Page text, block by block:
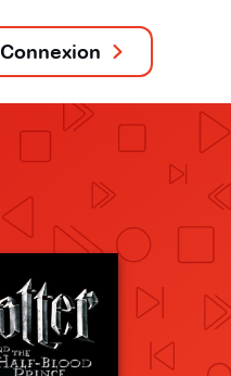
Connexion